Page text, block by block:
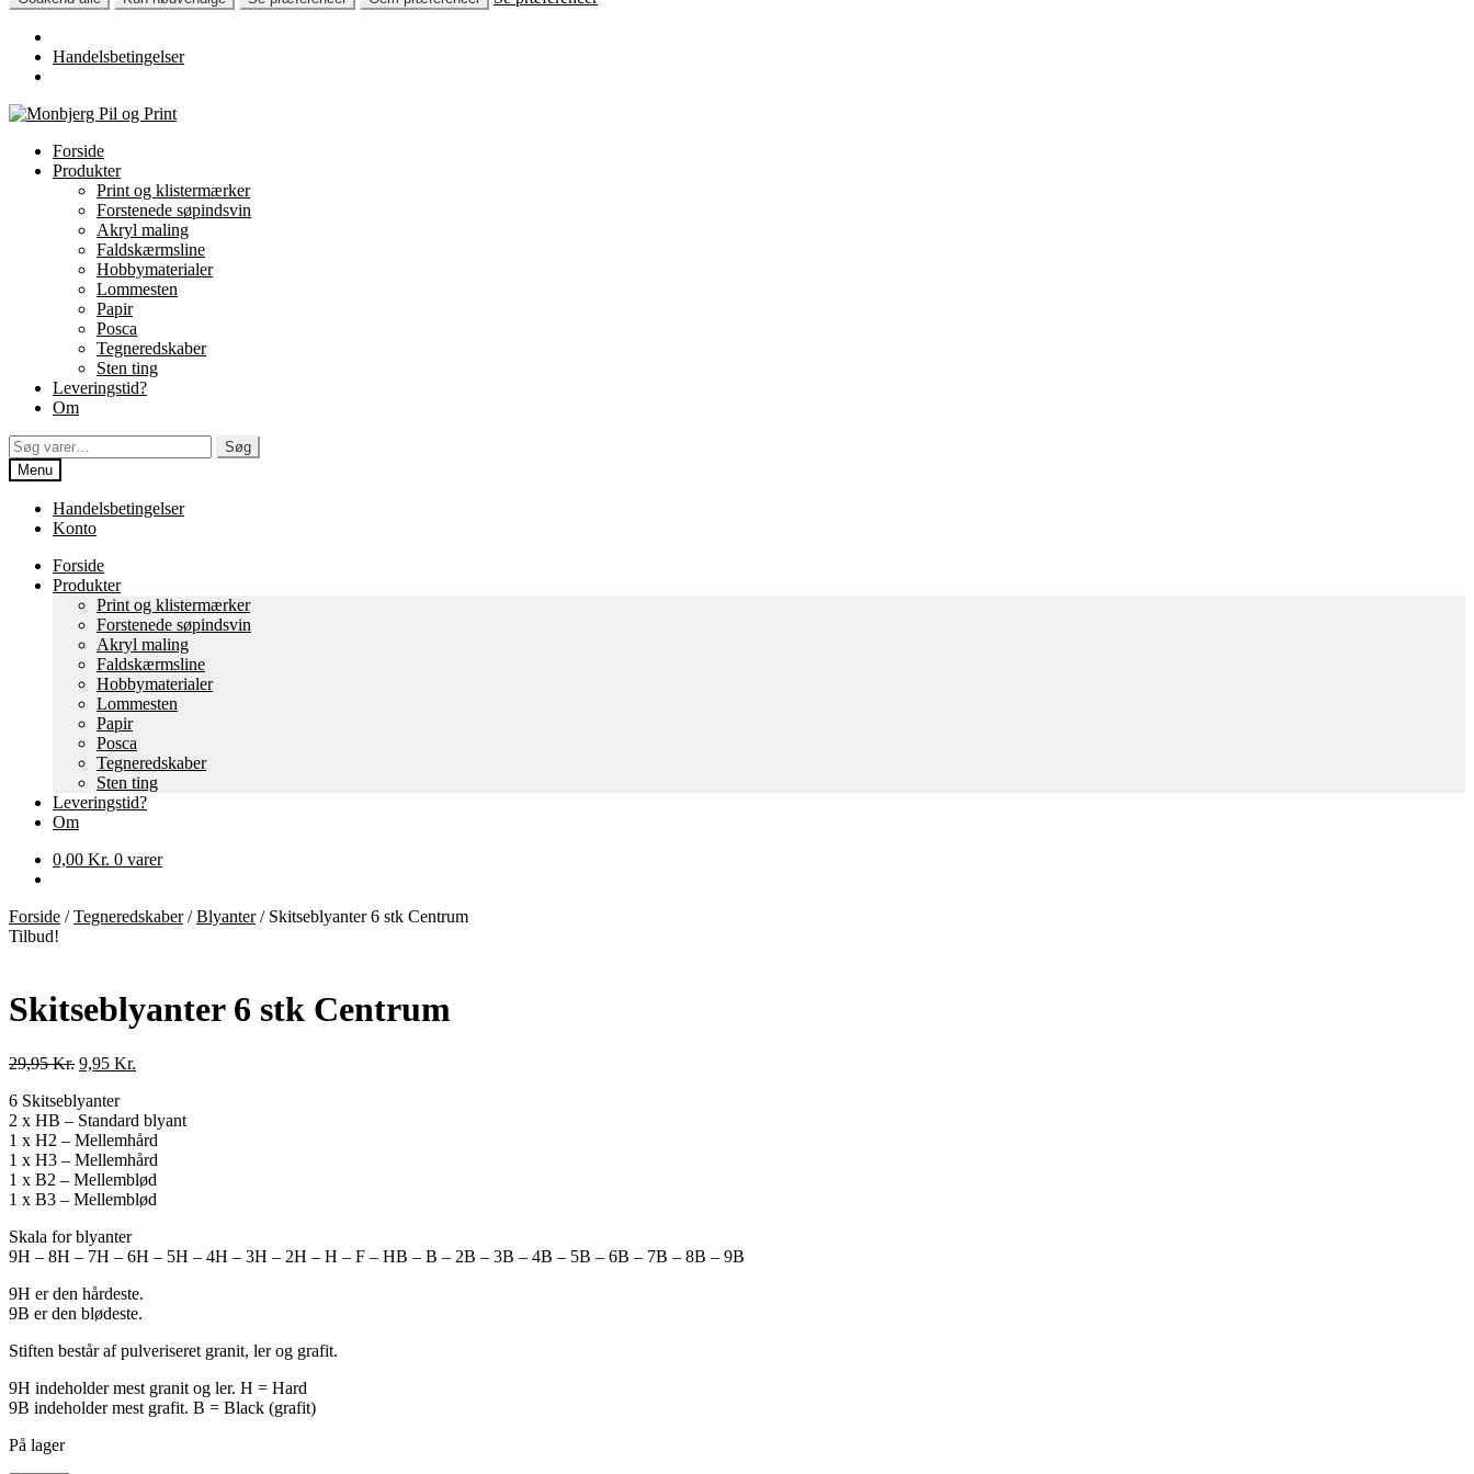
Handelsbetingelser
Spring
navigation
Spring
indholdForside
Produkter
Print og klistermærker
Forstenede søpindsvin
Akryl maling
Faldskærmsline
Hobbymaterialer
Lommesten
Papir
Posca
Tegneredskaber
Sten ting
Leveringstid?
Om
Søg
efter:
Søg
Menu
Handelsbetingelser
Konto
Forside
Produkter
Print og klistermærker
Forstenede søpindsvin
Akryl maling
Faldskærmsline
Hobbymaterialer
Lommesten
Papir
Posca
Tegneredskaber
Sten ting
Leveringstid?
Om
0,00 Kr. 0 varer
Forside /Tegneredskaber/Blyanter/ Skitseblyanter 6 stk Centrum
Tilbud!
Skitseblyanter 6 stk Centrum
29,95Kr. Den
pris
var:
29,95 Kr..
9,95 Kr.
er:
9,95 Kr..
6 Skitseblyanter
2 x HB – Standard blyant
1 x H2 – Mellemhård
1 x H3 – Mellemhård
1 x B2 – Mellemblød
1 x B3 – Mellemblød
Skala for blyanter
9H – 8H – 7H – 6H – 5H – 4H – 3H – 2H – H – F – HB – B – 2B – 3B – 4B – 5B – 6B – 7B – 8B – 9B
9H er den hårdeste.
9B er den blødeste.
Stiften består af pulveriseret granit, ler og grafit.
9H indeholder mest granit og ler. H = Hard
9B indeholder mest grafit. B = Black (grafit)
På lager